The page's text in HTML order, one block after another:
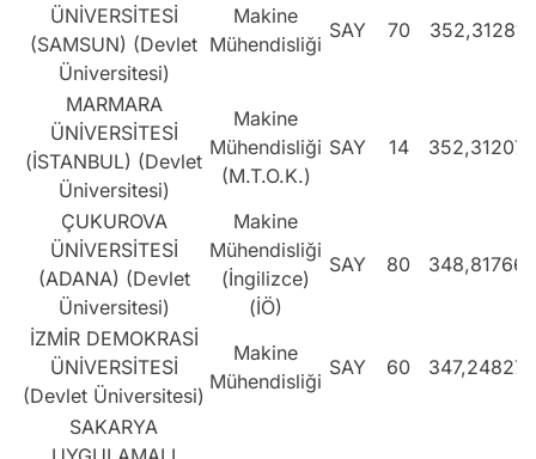
ÜNİVERSİTESİ
(SAMSUN) (Devlet
Üniversitesi)
Makine
Mühendisliği
SAY 70 352,31281
MARMARA
ÜNİVERSİTESİ
(İSTANBUL) (Devlet
Üniversitesi)
Makine
Mühendisliği
(M.T.O.K.)
SAY 14 352,31207
ÇUKUROVA
ÜNİVERSİTESİ
(ADANA) (Devlet
Üniversitesi)
Makine
Mühendisliği
(İngilizce)
(İÖ)
SAY 80 348,81766
İZMİR DEMOKRASİ
ÜNİVERSİTESİ
(Devlet Üniversitesi)
Makine
Mühendisliği
SAY 60 347,24827
SAKARYA